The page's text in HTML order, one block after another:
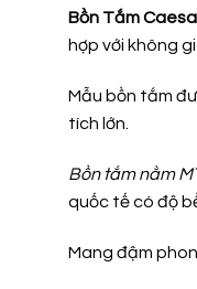
Bồn Tắm
hợp với không
Mẫu bồn tắm
tích lớn.
Bồn tắm nằm
quốc tế có độ
Mang đậm